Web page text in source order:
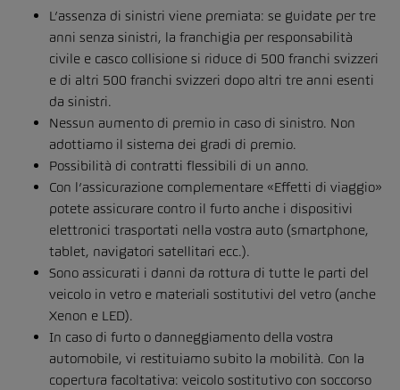
L’assenza di sinistri viene premiata: se guidate per tre
anni senza sinistri, la franchigia per responsabilità
civile e casco collisione si riduce di 500 franchi svizzeri
e di altri 500 franchi svizzeri dopo altri tre anni esenti
da sinistri.
Nessun aumento di premio in caso di sinistro. Non
adottiamo il sistema dei gradi di premio.
Possibilità di contratti flessibili di un anno.
Con l’assicurazione complementare «Effetti di viaggio»
potete assicurare contro il furto anche i dispositivi
elettronici trasportati nella vostra auto (smartphone,
tablet, navigatori satellitari ecc.).
Sono assicurati i danni da rottura di tutte le parti del
veicolo in vetro e materiali sostitutivi del vetro (anche
Xenon e LED).
In caso di furto o danneggiamento della vostra
automobile, vi restituiamo subito la mobilità. Con la
copertura facoltativa: veicolo sostitutivo con soccorso